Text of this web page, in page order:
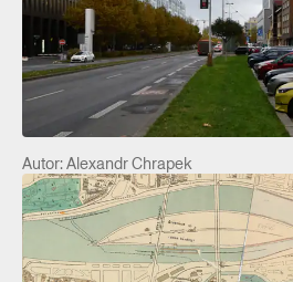
Autor: Alexandr Chrapek